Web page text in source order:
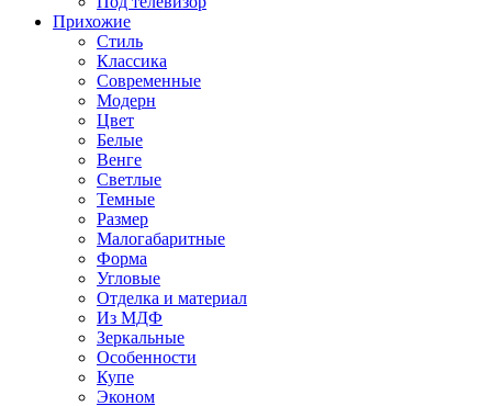
Прихожие
Стиль
Классика
Современные
Модерн
Цвет
Белые
Венге
Светлые
Темные
Размер
Малогабаритные
Форма
Угловые
Отделка и материал
Из МДФ
Зеркальные
Особенности
Купе
Эконом